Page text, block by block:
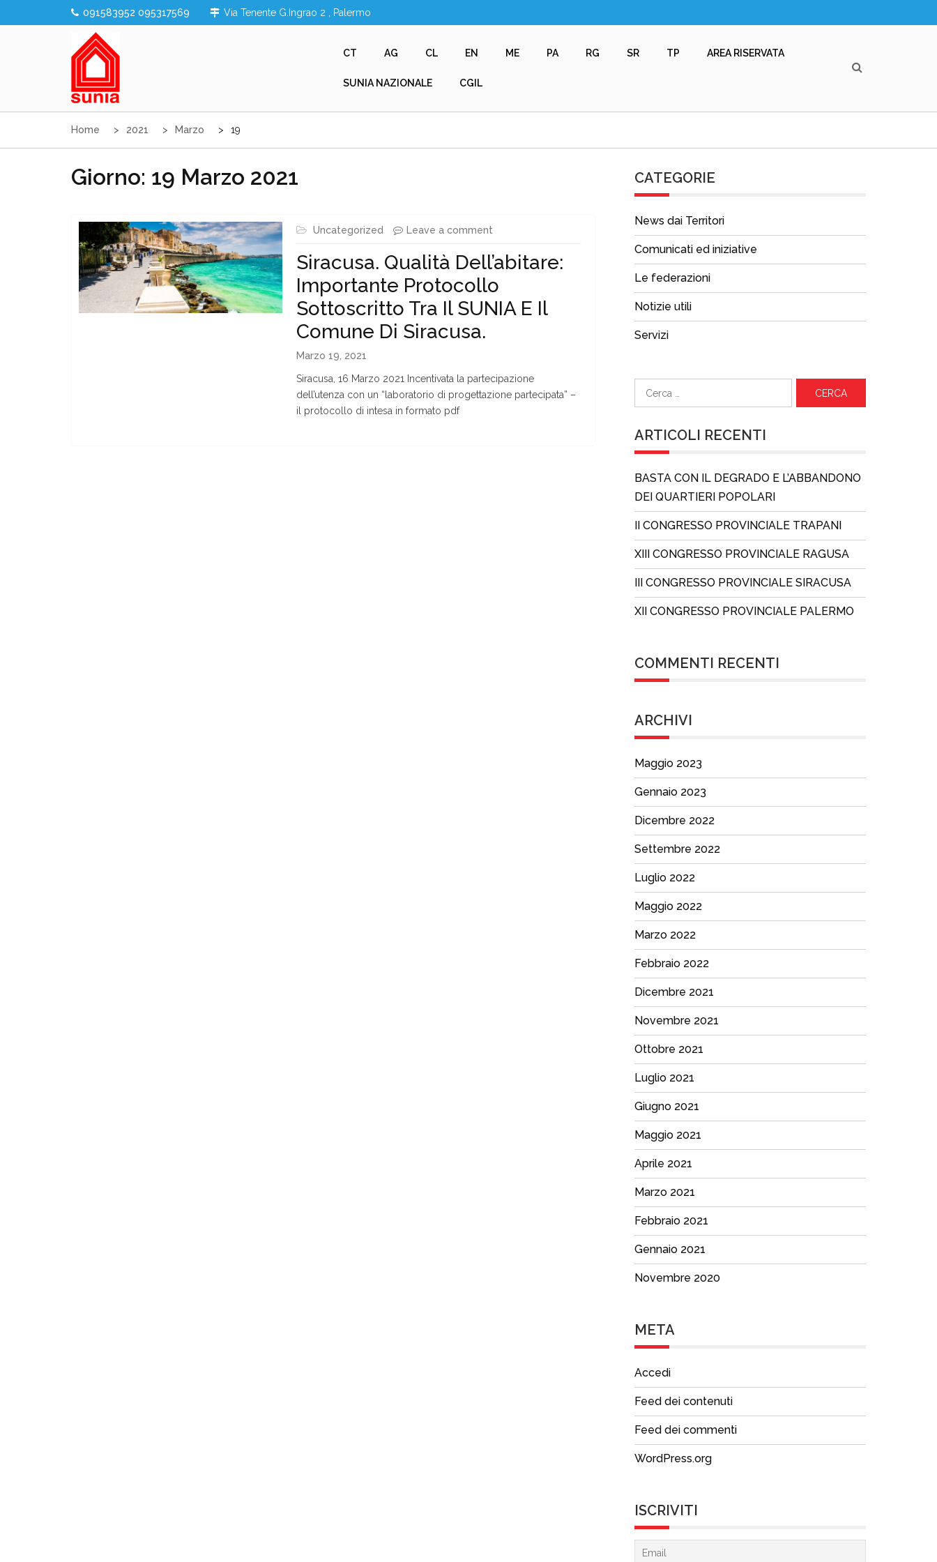
to
091583952 095317569 Via Tenente G.Ingrao 2 , Palermo
Sunia Sicilia
CT AG CL EN ME PA RG SR TP AREA RISERVATA
SUNIA NAZIONALE CGIL
Home 2021 Marzo 19
Giorno: 19 Marzo 2021
Uncategorized Leave a comment
Siracusa. Qualità Dell’abitare:
Importante Protocollo
Sottoscritto Tra Il SUNIA E Il
Comune Di Siracusa.
Marzo 19, 2021
Siracusa, 16 Marzo 2021 Incentivata la partecipazione
dell’utenza con un “laboratorio di progettazione partecipata” –
il protocollo di intesa in formato pdf
CATEGORIE
News dai Territori
Comunicati ed iniziative
Le federazioni
Notizie utili
Servizi
ARTICOLI RECENTI
BASTA CON IL DEGRADO E L’ABBANDONO
DEI QUARTIERI POPOLARI
II CONGRESSO PROVINCIALE TRAPANI
XIII CONGRESSO PROVINCIALE RAGUSA
III CONGRESSO PROVINCIALE SIRACUSA
XII CONGRESSO PROVINCIALE PALERMO
COMMENTI RECENTI
ARCHIVI
Maggio 2023
Gennaio 2023
Dicembre 2022
Settembre 2022
Luglio 2022
Maggio 2022
Marzo 2022
Febbraio 2022
Dicembre 2021
Novembre 2021
Ottobre 2021
Luglio 2021
Giugno 2021
Maggio 2021
Aprile 2021
Marzo 2021
Febbraio 2021
Gennaio 2021
Novembre 2020
META
Accedi
Feed dei contenuti
Feed dei commenti
WordPress.org
ISCRIVITI